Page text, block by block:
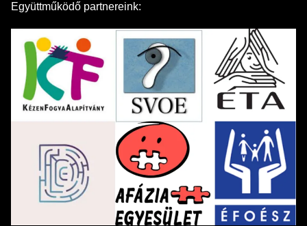
Együttműködő partnereink: